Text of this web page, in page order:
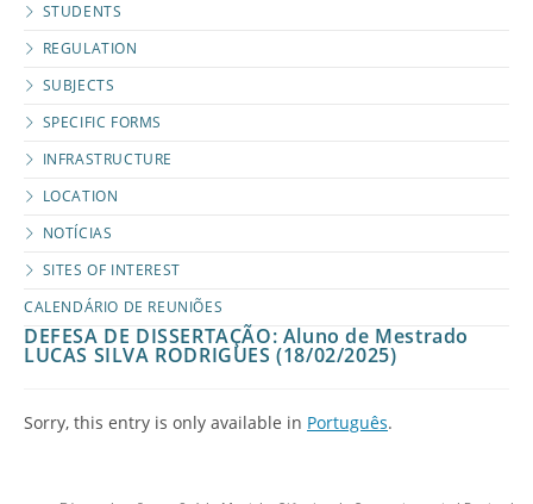
STUDENTS
REGULATION
SUBJECTS
SPECIFIC FORMS
INFRASTRUCTURE
LOCATION
NOTÍCIAS
SITES OF INTEREST
CALENDÁRIO DE REUNIÕES
DEFESA DE DISSERTAÇÃO: Aluno de Mestrado
LUCAS SILVA RODRIGUES (18/02/2025)
Sorry, this entry is only available in Português.